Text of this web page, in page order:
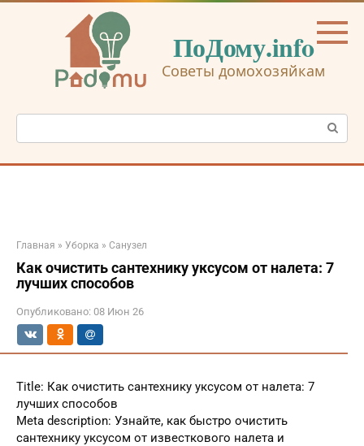
Перейти
ПоДому.info
Советы домохозяйкам
Поиск:
Главная » Уборка » Санузел
Как очистить сантехнику уксусом от налета: 7
лучших способов
Опубликовано: 08 Июн 26
Title: Как очистить сантехнику уксусом от налета: 7
лучших способов
Meta description: Узнайте, как быстро очистить
сантехнику уксусом от известкового налета и